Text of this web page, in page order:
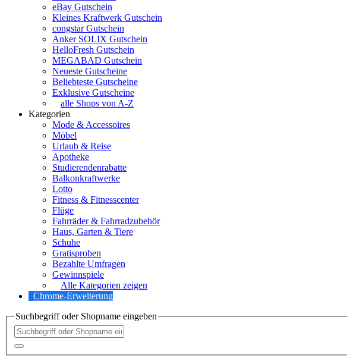
eBay Gutschein
Kleines Kraftwerk Gutschein
congstar Gutschein
Anker SOLIX Gutschein
HelloFresh Gutschein
MEGABAD Gutschein
Neueste Gutscheine
Beliebteste Gutscheine
Exklusive Gutscheine
alle Shops von A-Z
Kategorien
Mode & Accessoires
Möbel
Urlaub & Reise
Apotheke
Studierendenrabatte
Balkonkraftwerke
Lotto
Fitness & Fitnesscenter
Flüge
Fahrräder & Fahrradzubehör
Haus, Garten & Tiere
Schuhe
Gratisproben
Bezahlte Umfragen
Gewinnspiele
Alle Kategorien zeigen
Chrome-Erweiterung
Suchbegriff oder Shopname eingeben